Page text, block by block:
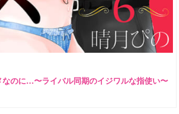
なのに…〜ライバル同期のイジワルな指使い〜